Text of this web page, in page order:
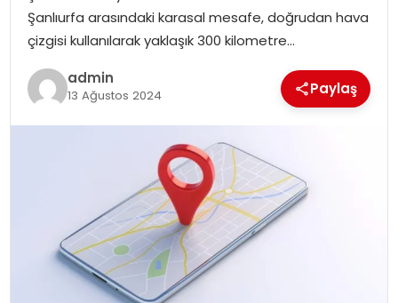
Şanlıurfa arasındaki karasal mesafe, doğrudan hava
çizgisi kullanılarak yaklaşık 300 kilometre…
admin
13 Ağustos 2024 Paylaş